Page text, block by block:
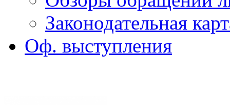
Законодательная
Оф. выступления